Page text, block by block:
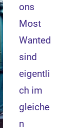
ons
Most
Wanted
sind
eigentli
ch im
gleiche
n